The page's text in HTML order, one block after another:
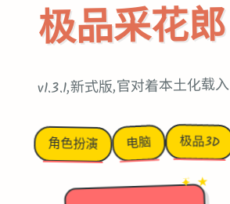
极品采花郎
v1.3.1,新式版,官对着本土化载入
角色扮演 电脑 极品3D
→
✦ ★